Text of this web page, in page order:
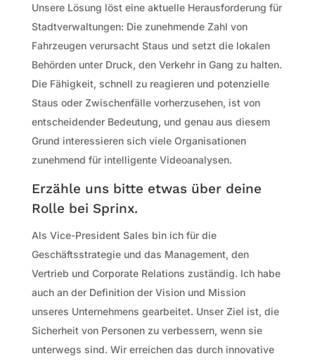
Unsere Lösung löst eine aktuelle Herausforderung für
Stadtverwaltungen: Die zunehmende Zahl von
Fahrzeugen verursacht Staus und setzt die lokalen
Behörden unter Druck, den Verkehr in Gang zu halten.
Die Fähigkeit, schnell zu reagieren und potenzielle
Staus oder Zwischenfälle vorherzusehen, ist von
entscheidender Bedeutung, und genau aus diesem
Grund interessieren sich viele Organisationen
zunehmend für intelligente Videoanalysen.
Erzähle uns bitte etwas über deine
Rolle bei Sprinx.
Als Vice-President Sales bin ich für die
Geschäftsstrategie und das Management, den
Vertrieb und Corporate Relations zuständig. Ich habe
auch an der Definition der Vision und Mission
unseres Unternehmens gearbeitet. Unser Ziel ist, die
Sicherheit von Personen zu verbessern, wenn sie
unterwegs sind. Wir erreichen das durch innovative